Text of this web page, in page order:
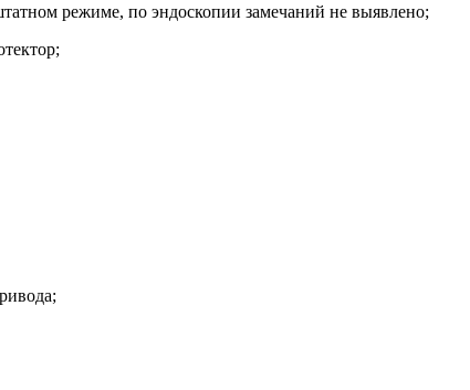
режиме, по эндоскопии замечаний не выявлено;